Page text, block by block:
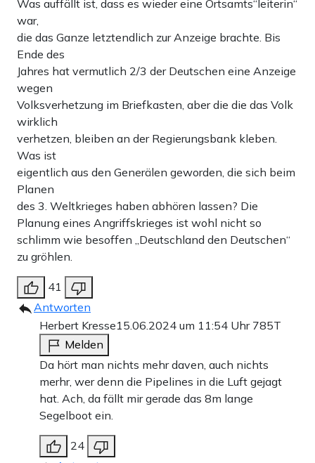
Was auffällt ist, dass es wieder eine Ortsamts“leiterin“
war,
die das Ganze letztendlich zur Anzeige brachte. Bis
Ende des
Jahres hat vermutlich 2/3 der Deutschen eine Anzeige
wegen
Volksverhetzung im Briefkasten, aber die die das Volk
wirklich
verhetzen, bleiben an der Regierungsbank kleben.
Was ist
eigentlich aus den Generälen geworden, die sich beim
Planen
des 3. Weltkrieges haben abhören lassen? Die
Planung eines Angriffskrieges ist wohl nicht so
schlimm wie besoffen „Deutschland den Deutschen“
zu gröhlen.
41
Antworten
Herbert Kresse15.06.2024 um 11:54 Uhr 785T
Melden
Da hört man nichts mehr daven, auch nichts
merhr, wer denn die Pipelines in die Luft gejagt
hat. Ach, da fällt mir gerade das 8m lange
Segelboot ein.
24